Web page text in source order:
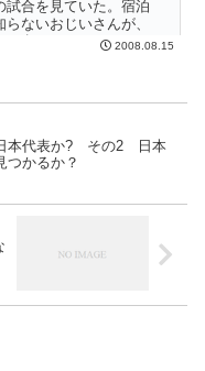
試合を見ていた。宿泊
ないおじいさんが、
め息をついていた。2008.08.15
本代表か? その2 日本
つかるか？